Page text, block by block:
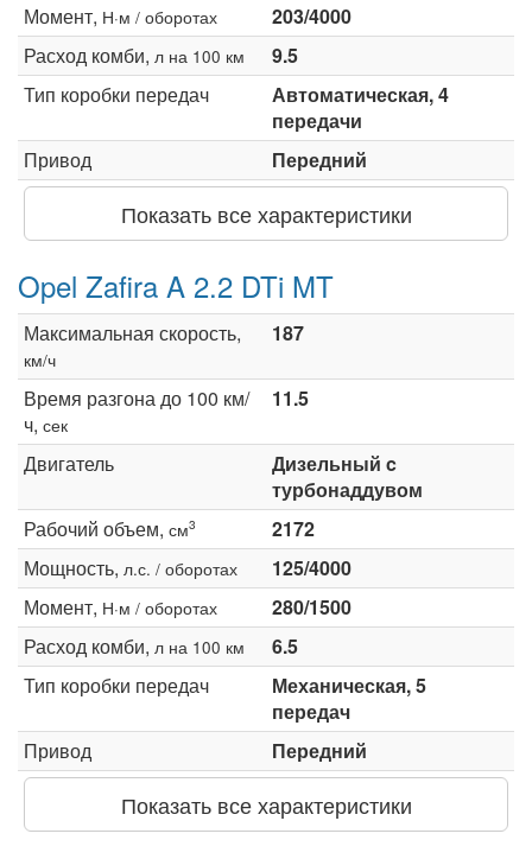
Момент, Н·м / оборотах
203/4000
Расход комби, л на 100 км
9.5
Тип коробки передач
Автоматическая, 4
передачи
Привод
Передний
Показать все характеристики
Opel Zafira A 2.2 DTi MT
Максимальная скорость,
км/ч
187
Время разгона до 100 км/
ч, сек
11.5
Двигатель
Дизельный c
турбонаддувом
Рабочий объем, см3
2172
Мощность, л.с. / оборотах
125/4000
Момент, Н·м / оборотах
280/1500
Расход комби, л на 100 км
6.5
Тип коробки передач
Механическая, 5
передач
Привод
Передний
Показать все характеристики